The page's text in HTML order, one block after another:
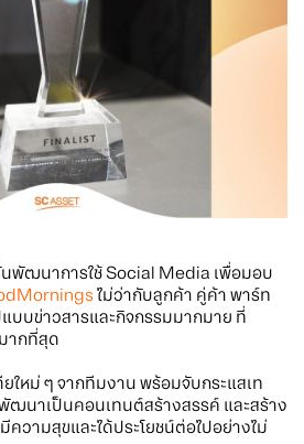
พัฒนาการใช้ Social Media เพื่อมอบ
ไม่ว่ากับลูกค้า คู่ค้า พาร์ท
บบข่าวสารและกิจกรรมมากมาย ที่
ากที่สุด
ใหม่ ๆ จากทีมงาน พร้อมจับกระแสเท
ฒนาเป็นคอนเทนต์สร้างสรรค์ และสร้าง
วามสุขและได้ประโยชน์ต่อไปอย่างไม่